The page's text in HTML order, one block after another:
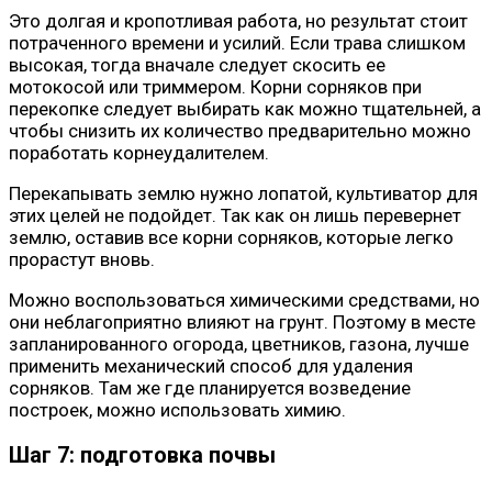
Это долгая и кропотливая работа, но результат стоит
потраченного времени и усилий. Если трава слишком
высокая, тогда вначале следует скосить ее
мотокосой или триммером. Корни сорняков при
перекопке следует выбирать как можно тщательней, а
чтобы снизить их количество предварительно можно
поработать корнеудалителем.
Перекапывать землю нужно лопатой, культиватор для
этих целей не подойдет. Так как он лишь перевернет
землю, оставив все корни сорняков, которые легко
прорастут вновь.
Можно воспользоваться химическими средствами, но
они неблагоприятно влияют на грунт. Поэтому в месте
запланированного огорода, цветников, газона, лучше
применить механический способ для удаления
сорняков. Там же где планируется возведение
построек, можно использовать химию.
Шаг 7: подготовка почвы